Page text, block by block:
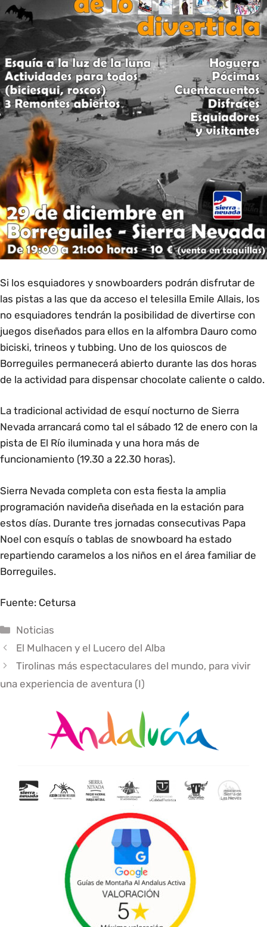
Si los esquiadores y snowboarders podrán disfrutar de
las pistas a las que da acceso el telesilla Emile Allais, los
no esquiadores tendrán la posibilidad de divertirse con
juegos diseñados para ellos en la alfombra Dauro como
biciski, trineos y tubbing. Uno de los quioscos de
Borreguiles permanecerá abierto durante las dos horas
de la actividad para dispensar chocolate caliente o caldo.
La tradicional actividad de esquí nocturno de Sierra
Nevada arrancará como tal el sábado 12 de enero con la
pista de El Río iluminada y una hora más de
funcionamiento (19.30 a 22.30 horas).
Sierra Nevada completa con esta fiesta la amplia
programación navideña diseñada en la estación para
estos días. Durante tres jornadas consecutivas Papa
Noel con esquís o tablas de snowboard ha estado
repartiendo caramelos a los niños en el área familiar de
Borreguiles.
Fuente: Cetursa
Categorías
Noticias
El Mulhacen y el Lucero del Alba
Tirolinas más espectaculares del mundo, para vivir
una experiencia de aventura (I)